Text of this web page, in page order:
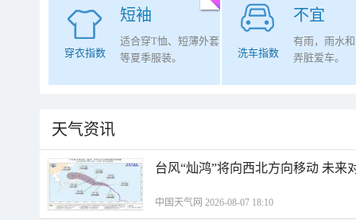
短袖
穿衣指数
适合穿T恤、短薄外套
等夏季服装。
不宜
洗车指数
有雨，雨水
弄脏爱车。
天气资讯
台风“灿鸿”将向西北方向移动 未来
中国天气网 2026-08-07 18:10